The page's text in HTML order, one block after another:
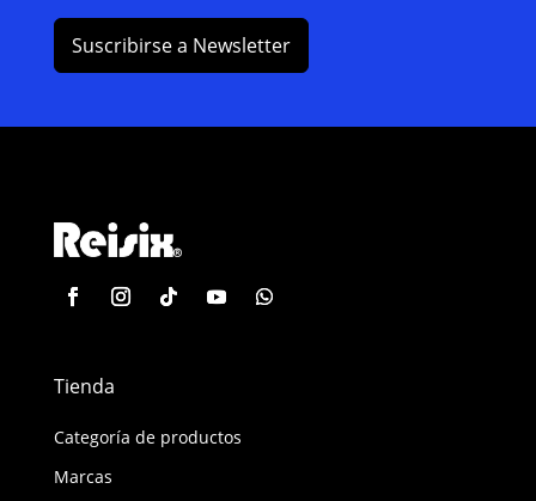
Suscribirse a Newsletter
Tienda
Categoría de productos
Marcas